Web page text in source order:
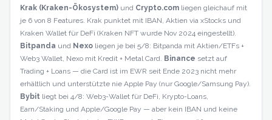
Krak (Kraken-Ökosystem) und Crypto.com liegen gleichauf mit
je 6 von 8 Features. Krak punktet mit IBAN, Aktien via xStocks und
Kraken Wallet für DeFi (Kraken NFT wurde Nov 2024 eingestellt).
Bitpanda und Nexo liegen je bei 5/8: Bitpanda mit Aktien/ETFs +
Web3 Wallet, Nexo mit Kredit + Metal Card. Binance setzt auf
Trading + Loans — die Card ist im EWR seit Ende 2023 nicht mehr
erhältlich und unterstützte nie Apple Pay (nur Google/Samsung Pay).
Bybit liegt bei 4/8: Web3-Wallet für DeFi, Krypto-Loans,
Earn/Staking und Apple/Google Pay — aber kein IBAN und keine